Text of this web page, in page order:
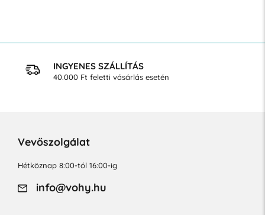
INGYENES SZÁLLÍTÁS
40.000 Ft feletti vásárlás esetén
Vevőszolgálat
Hétköznap 8:00-tól 16:00-ig
info@vohy.hu